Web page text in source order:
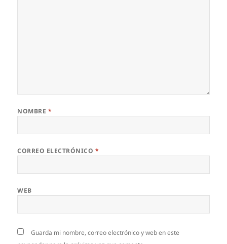
NOMBRE *
CORREO ELECTRÓNICO *
WEB
Guarda mi nombre, correo electrónico y web en este